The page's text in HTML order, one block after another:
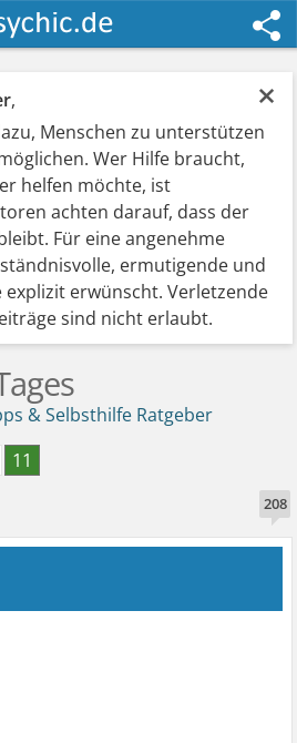
×
,
Menschen zu unterstützen
Wer Hilfe braucht,
helfen möchte, ist
achten darauf, dass der
Für eine angenehme
ermutigende und
explizit erwünscht. Verletzende
sind nicht erlaubt.
& Selbsthilfe Ratgeber
11
208